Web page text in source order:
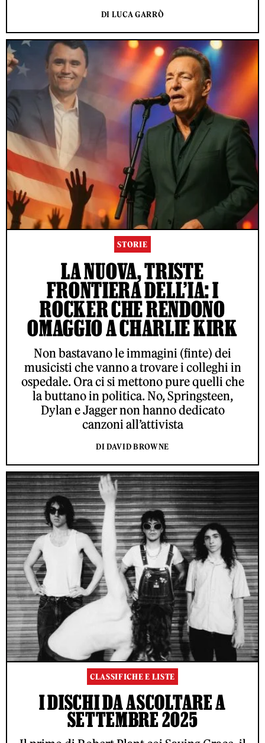
DI LUCA GARRÒ
STORIE
LA NUOVA, TRISTE
FRONTIERA DELL’IA: I
ROCKER CHE RENDONO
OMAGGIO A CHARLIE KIRK
Non bastavano le immagini (finte) dei
musicisti che vanno a trovare i colleghi in
ospedale. Ora ci si mettono pure quelli che
la buttano in politica. No, Springsteen,
Dylan e Jagger non hanno dedicato
canzoni all’attivista
DI DAVID BROWNE
CLASSIFICHE E LISTE
I DISCHI DA ASCOLTARE A
SETTEMBRE 2025